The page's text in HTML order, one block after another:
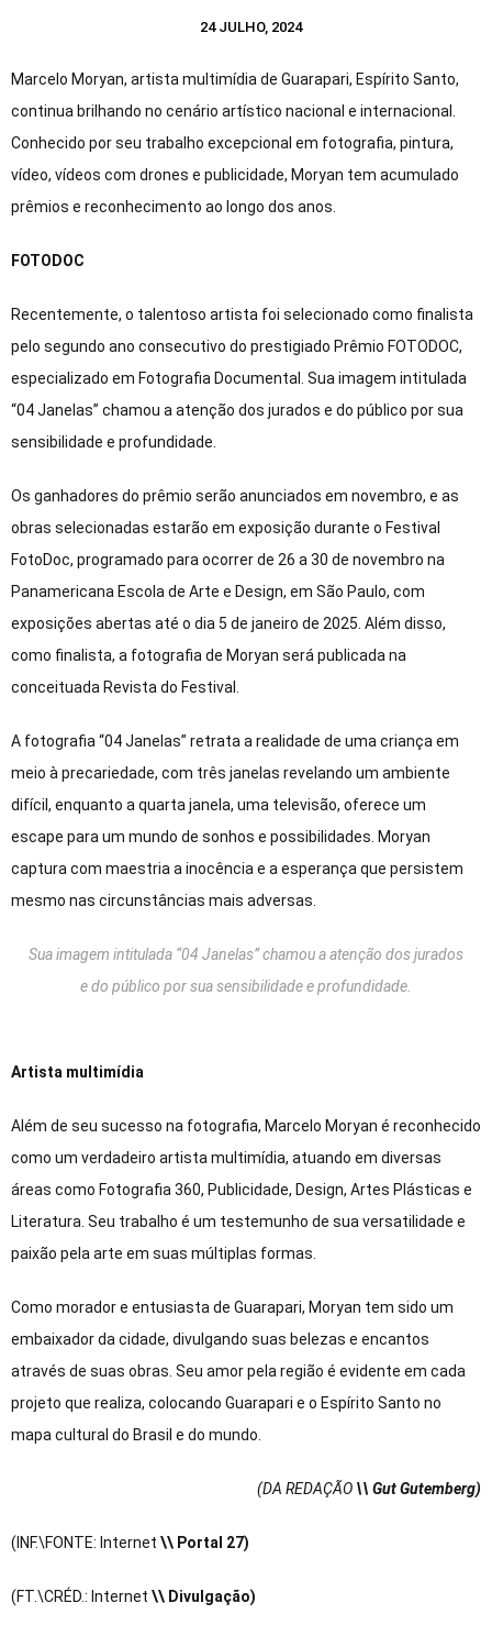
24 JULHO, 2024
Marcelo Moryan, artista multimídia de Guarapari, Espírito Santo,
continua brilhando no cenário artístico nacional e internacional.
Conhecido por seu trabalho excepcional em fotografia, pintura,
vídeo, vídeos com drones e publicidade, Moryan tem acumulado
prêmios e reconhecimento ao longo dos anos.
FOTODOC
Recentemente, o talentoso artista foi selecionado como finalista
pelo segundo ano consecutivo do prestigiado Prêmio FOTODOC,
especializado em Fotografia Documental. Sua imagem intitulada
“04 Janelas” chamou a atenção dos jurados e do público por sua
sensibilidade e profundidade.
Os ganhadores do prêmio serão anunciados em novembro, e as
obras selecionadas estarão em exposição durante o Festival
FotoDoc, programado para ocorrer de 26 a 30 de novembro na
Panamericana Escola de Arte e Design, em São Paulo, com
exposições abertas até o dia 5 de janeiro de 2025. Além disso,
como finalista, a fotografia de Moryan será publicada na
conceituada Revista do Festival.
A fotografia “04 Janelas” retrata a realidade de uma criança em
meio à precariedade, com três janelas revelando um ambiente
difícil, enquanto a quarta janela, uma televisão, oferece um
escape para um mundo de sonhos e possibilidades. Moryan
captura com maestria a inocência e a esperança que persistem
mesmo nas circunstâncias mais adversas.
Sua imagem intitulada “04 Janelas” chamou a atenção dos jurados
e do público por sua sensibilidade e profundidade.
Artista multimídia
Além de seu sucesso na fotografia, Marcelo Moryan é reconhecido
como um verdadeiro artista multimídia, atuando em diversas
áreas como Fotografia 360, Publicidade, Design, Artes Plásticas e
Literatura. Seu trabalho é um testemunho de sua versatilidade e
paixão pela arte em suas múltiplas formas.
Como morador e entusiasta de Guarapari, Moryan tem sido um
embaixador da cidade, divulgando suas belezas e encantos
através de suas obras. Seu amor pela região é evidente em cada
projeto que realiza, colocando Guarapari e o Espírito Santo no
mapa cultural do Brasil e do mundo.
(DA REDAÇÃO \\ Gut Gutemberg)
(INF.\FONTE: Internet \\ Portal 27)
(FT.\CRÉD.: Internet \\ Divulgação)